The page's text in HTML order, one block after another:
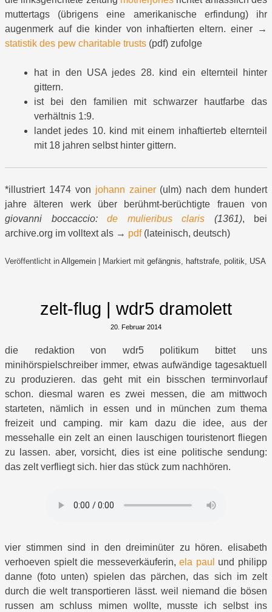
muttertags (übrigens eine amerikanische erfindung) ihr
augenmerk auf die kinder von inhaftierten eltern. einer →
statistik des pew charitable trusts (pdf) zufolge
hat in den USA jedes 28. kind ein elternteil hinter
gittern.
ist bei den familien mit schwarzer hautfarbe das
verhältnis 1:9.
landet jedes 10. kind mit einem inhaftierteb elternteil
mit 18 jahren selbst hinter gittern.
*illustriert 1474 von johann zainer(ulm) nach dem hundert
jahre älteren werk über berühmt-berüchtigte frauen von
giovanni boccaccio: de mulieribus claris (1361), bei
archive.org im volltext als → pdf(lateinisch, deutsch)
Veröffentlicht in Allgemein Markiert mit gefängnis haftstrafe politik USA
zelt-flug | wdr5 dramolett
20. Februar 2014
die redaktion von wdr5 politikum bittet uns
minihörspielschreiber immer, etwas aufwändige tagesaktuell
zu produzieren. das geht mit ein bisschen terminvorlauf
schon. diesmal waren es zwei messen, die am mittwoch
starteten, nämlich in essen und in münchen zum thema
freizeit und camping. mir kam dazu die idee, aus der
messehalle ein zelt an einen lauschigen touristenort fliegen
zu lassen. aber, vorsicht, dies ist eine politische sendung:
das zelt verfliegt sich. hier das stück zum nachhören.
vier stimmen sind in den dreiminüter zu hören. elisabeth
verhoeven spielt die messeverkäuferin,ela paul
und philipp
danne (foto unten) spielen das pärchen, das sich im zelt
durch die welt transportieren lässt. weil niemand die bösen
russen am schluss mimen wollte, musste ich selbst ins